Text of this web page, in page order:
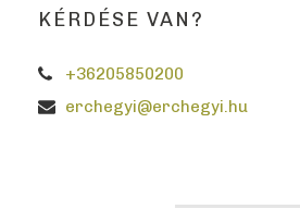
KÉRDÉSE VAN?
+36205850200
erchegyi@erchegyi.hu